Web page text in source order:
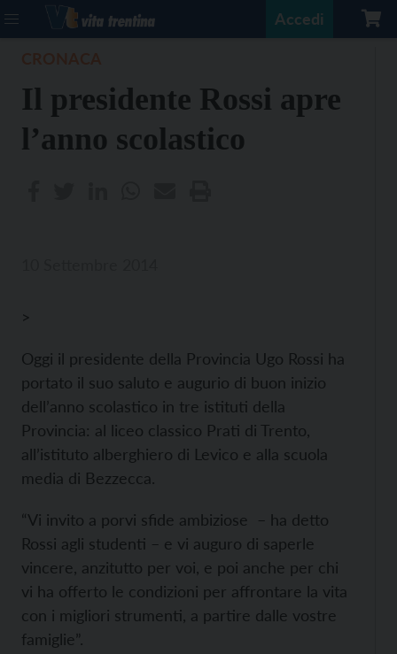
Accedi
Il presidente Rossi apre
l’anno scolastico
>
Oggi il presidente della Provincia Ugo Rossi ha
portato il suo saluto e augurio di buon inizio
dell’anno scolastico in tre istituti della
Provincia: al liceo classico Prati di Trento,
all’istituto alberghiero di Levico e alla scuola
media di Bezzecca.
“Vi invito a porvi sfide ambiziose – ha detto
Rossi agli studenti – e vi auguro di saperle
vincere, anzitutto per voi, e poi anche per chi
vi ha offerto le condizioni per affrontare la vita
con i migliori strumenti, a partire dalle vostre
famiglie”.